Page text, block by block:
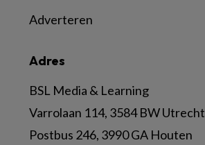
Adres
BSL Media & Learning
Varrolaan 114, 3584 BW Utrecht
Postbus 246, 3990 GA Houten
Adverteren